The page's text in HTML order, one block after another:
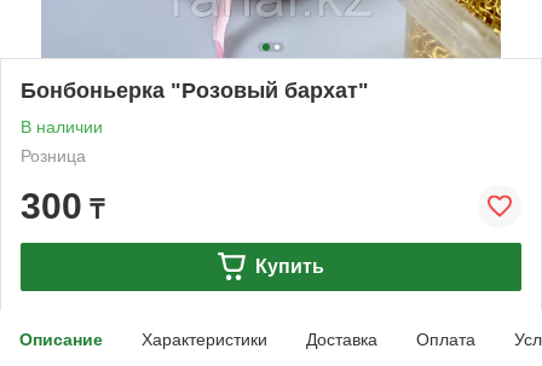
Бонбоньерка "Розовый бархат"
В наличии
Розница
300 ₸
Купить
Описание Характеристики Доставка Оплата